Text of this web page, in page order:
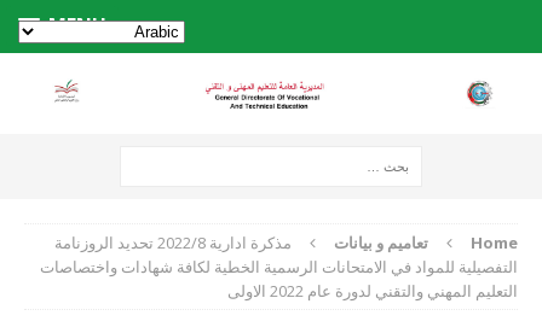
MENU
Home تعاميم و بيانات
مذكرة ادارية 2022/8 تحديد الروزنامة
التفصيلية للمواد في الامتحانات الرسمية الخطية لكافة شهادات واختصاصات
التعليم المهني والتقني لدورة عام 2022 الاولى